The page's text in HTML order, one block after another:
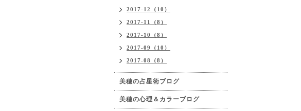
2017-12（10）
2017-11（8）
2017-10（8）
2017-09（10）
2017-08（8）
美穂の占星術ブログ
美穂の心理＆カラーブログ